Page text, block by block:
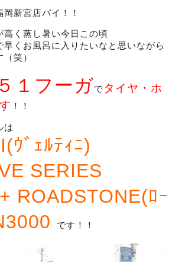
新宮店バイ！！
高く蒸し暑い今日この頃
くお風呂に入りたいなと思いながら
笑）
１フーガでタイヤ・ホ
！！
は
ｳﾞｪﾙﾃｨﾆ)
SERIES
ROADSTONE(ﾛｰ
です！！